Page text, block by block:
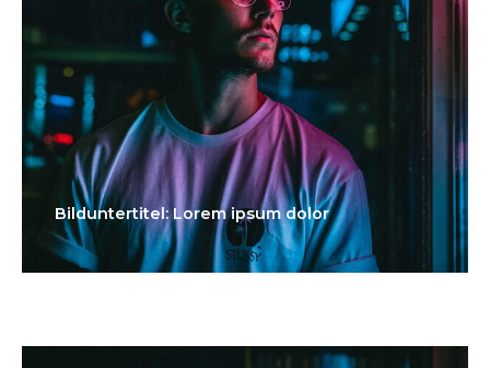
Bilduntertitel: Lorem ipsum dolor